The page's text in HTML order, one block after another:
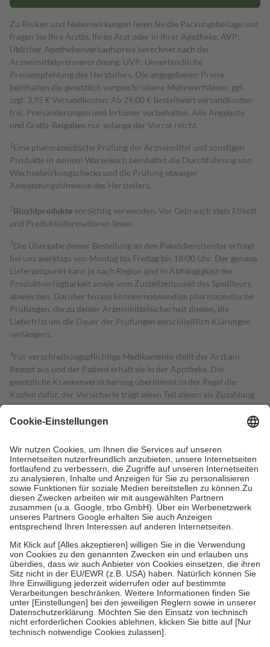
Zu Risiken und Nebenwirkungen lesen Sie die Packungsbeilage und
fragen Sie Ihre Ärztin, Ihren Arzt oder in Ihrer Apotheke. AVP:
Üblicher Apothekenverkaufspreis berechnet nach der
Arzneimittelpreisverordnung. UVP: Unverbindliche
Preisempfehlung des Herstellers. Die angegebenen Preise
beinhalten die gesetzlich vorgeschriebene Mehrwertsteuer, ggf.
zzgl. 3,95 € Versandkosten. Ab 29,00 € Bestell­wert versand­kosten­
frei. Preisänderungen und Irrtümer vorbehalten. Alle Angebote
und Gratis-Beigaben nur solange der Vorrat reicht.
1 Eine pharmazeutische Prüfung der Arzneimittel und sonstigen
Produkte in deinem Warenkorb beinhaltet die Durchführung von
Wechselwirkungschecks und die Prüfung etwaiger
Anwendungshinweise des Herstellers.
2Biozidproduktevorsichtig verwenden. Vor Gebrauch stets Etikett
und Produktinformationen lesen.
3Die Übergabe deiner Bestellung an den Paketdienstleister erfolgt
bei uns werktags von Montag bis Freitag bis 18:00 Uhr. Der genaue
Lieferzeitpunkt kann je nach Region und in Abhängigkeit der
Produktverfügbarkeit sowie vom Zustellzeitpunkt des Spediteurs
abweichen. Darüber hinaus können notwendige pharmazeutische
Prüfungen, die zu deiner Arzneimittelsicherheit dienen, die
Lieferfrist um die Dauer der Prüfungen einschließlich Klärungen
verlängern.
4Für verschreibungspflichtige Medikamente stellt der Arzt ein
Rezept aus und der Patient erhält sie in der Apotheke. Die
gesetzliche Krankenversicherung übernimmt in der Regel die
Kosten dafür, der Versicherte trägt einen Teil davon als Zuzahlung
mit.
Grundsätzlich leisten Mitglieder Zuzahlungen in Höhe von zehn
höchstens zehn Euro.
Es sind jedoch nie mehr als die tatsächlichen
Kosten der Leistung zu entrichten.
Diese Regeln gelten grundsätzlich auch für Online-Apotheken.
Bei Heilmitteln und häuslicher Krankenpflege beträgt die
Zuzahlung zehn Prozent der Kosten sowie zehn Euro je
Verordnung.
Um das Engagement der Versicherten für ihre eigene Gesundheit zu
stärken und die besondere Stellung der Familie zu unterstützen,
fallenkeine Zuzahlungenan bei:
• Kindern und Jugendlichen bis zum vollendeten 18. Lebensjahr
mit Ausnahme der Fahrkosten
• Untersuchungen zur Vorsorge und Früherkennung, die von der
GKV getragen werden
• empfohlenen Schutzimpfungen
• Harn- und Blutteststreifen